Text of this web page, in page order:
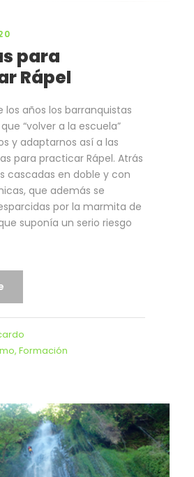
para
Rápel
los años los barranquistas
“volver a la escuela”
y adaptarnos así a las
para practicar Rápel. Atrás
cascadas en doble y con
que además se
por la marmita de
suponía un serio riesgo
, Formación